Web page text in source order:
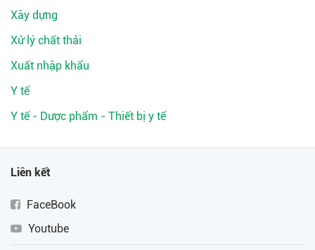
Xây dựng
Xử lý chất thải
Xuất nhập khẩu
Y tế
Y tế - Dược phẩm - Thiết bị y tế
Liên kết
FaceBook
Youtube